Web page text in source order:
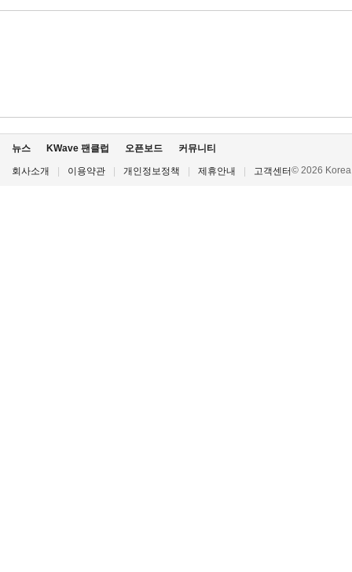
뉴스 KWave 팬클럽 오픈보드 커뮤니티
회사소개 이용약관 개인정보정책 제휴안내 고객센터© 2026